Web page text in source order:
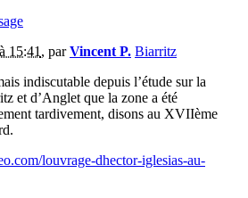
15:41 , parVincent P. Biarritz
indiscutable depuis l’étude sur la
et d’Anglet que la zone a été
tardivement, disons au XVIIème
louvrage-dhector-iglesias-au-